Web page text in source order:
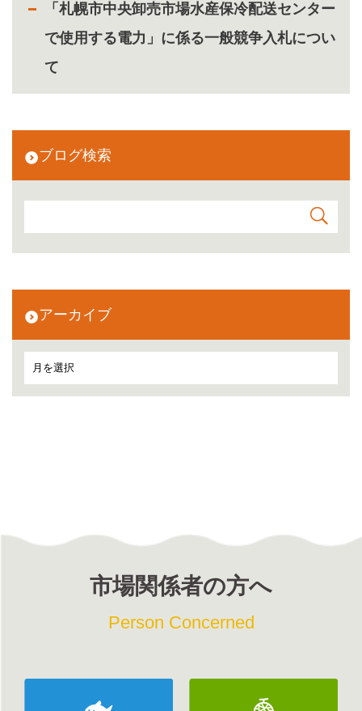
「札幌市中央卸売市場水産保冷配送センター
で使用する電力」に係る一般競争入札につい
て
ブログ検索
アーカイブ
市場関係者の方へ
Person Concerned